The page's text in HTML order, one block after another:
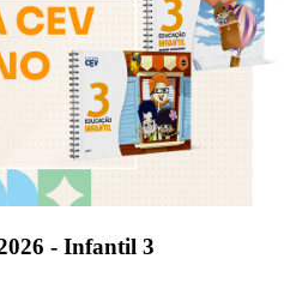
- Infantil 3